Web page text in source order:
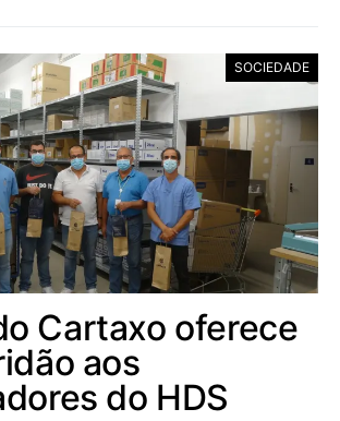
SOCIEDADE
Cartaxo oferece
aos
do HDS